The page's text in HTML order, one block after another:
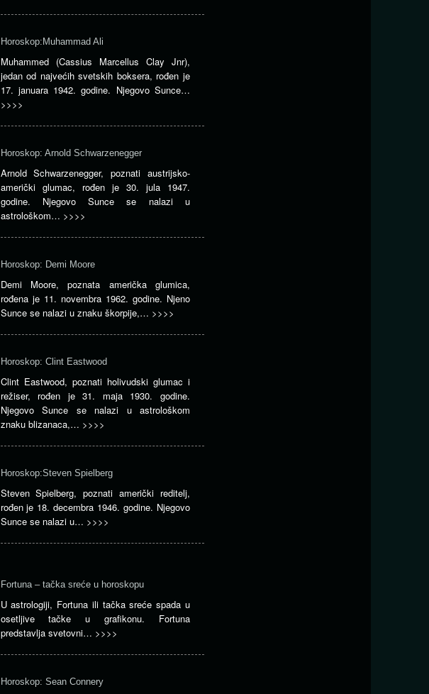
Horoskop:Muhammad Ali
Muhammed (Cassius Marcellus Clay Jnr),
jedan od najvećih svetskih boksera, rođen je
17. januara 1942. godine. Njegovo Sunce…
>>>>
Horoskop: Arnold Schwarzenegger
Arnold Schwarzenegger, poznati austrijsko-
američki glumac, rođen je 30. jula 1947.
godine. Njegovo Sunce se nalazi u
astrološkom… >>>>
Horoskop: Demi Moore
Demi Moore, poznata američka glumica,
rođena je 11. novembra 1962. godine. Njeno
Sunce se nalazi u znaku škorpije,… >>>>
Horoskop: Clint Eastwood
Clint Eastwood, poznati holivudski glumac i
režiser, rođen je 31. maja 1930. godine.
Njegovo Sunce se nalazi u astrološkom
znaku blizanaca,… >>>>
Horoskop:Steven Spielberg
Steven Spielberg, poznati američki reditelj,
rođen je 18. decembra 1946. godine. Njegovo
Sunce se nalazi u… >>>>
Fortuna – tačka sreće u horoskopu
U astrologiji, Fortuna ili tačka sreće spada u
osetljive tačke u grafikonu. Fortuna
predstavlja svetovni… >>>>
Horoskop: Sean Connery